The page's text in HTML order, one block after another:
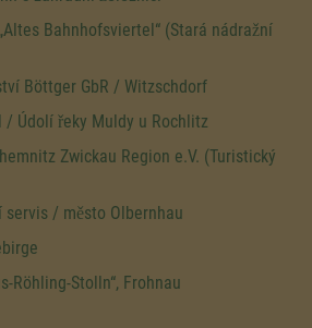
Bahnhofsviertel“ (Stará nádražní
Böttger GbR / Witzschdorf
Údolí řeky Muldy u Rochlitz
Zwickau Region e.V. (Turistický
/ město Olbernhau
Röhling-Stolln“, Frohnau